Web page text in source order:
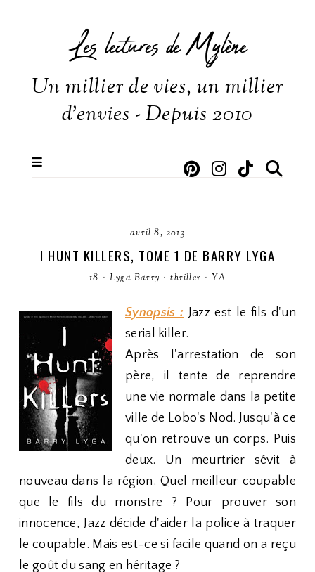
Les lectures de Mylène
Un millier de vies, un millier
d'envies - Depuis 2010
avril 8, 2013
I HUNT KILLERS, TOME 1 DE BARRY LYGA
18 · Lyga Barry · thriller · YA
Synopsis : Jazz est le fils d'un
serial killer.
Après l'arrestation de son
père, il tente de reprendre
une vie normale dans la petite
ville de Lobo's Nod. Jusqu'à ce
qu'on retrouve un corps. Puis
deux. Un meurtrier sévit à
nouveau dans la région. Quel meilleur coupable
que le fils du monstre ? Pour prouver son
innocence, Jazz décide d'aider la police à traquer
le coupable. Mais est-ce si facile quand on a reçu
le goût du sang en héritage ?